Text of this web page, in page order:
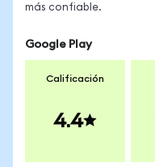
más confiable.
Google Play
Calificación
4.4